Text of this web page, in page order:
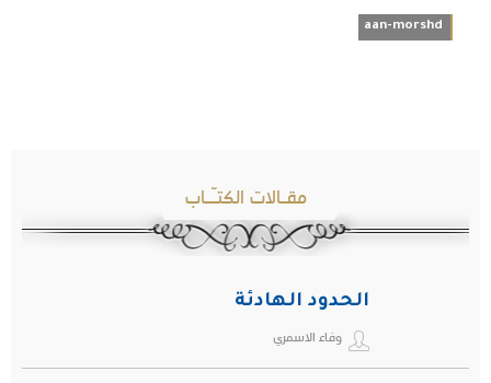
aan-morshd
مقـالات الكتـّـاب
الحدود الهادئة
وفاء الاسمري